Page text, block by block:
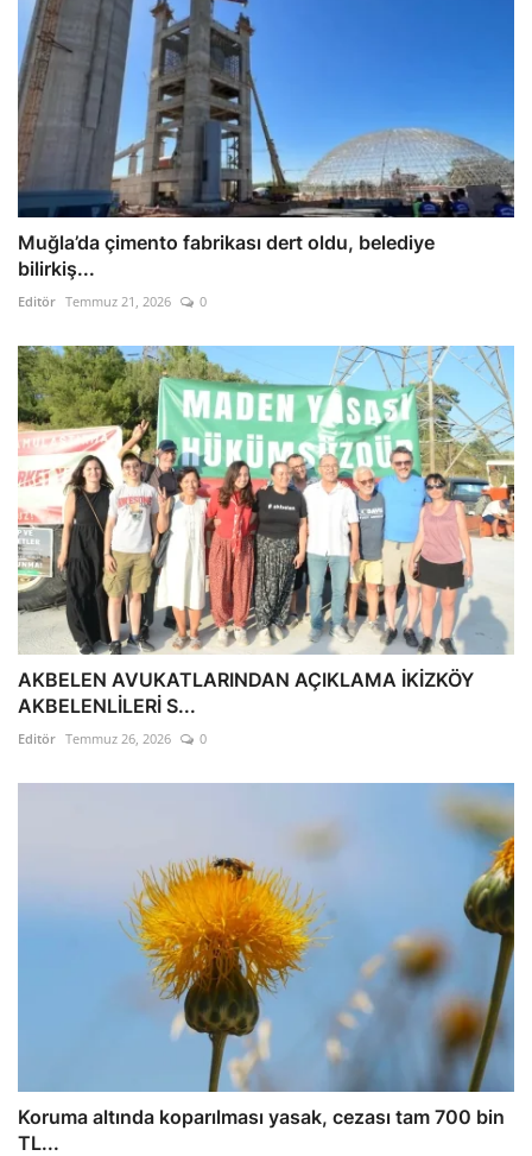
Muğla’da çimento fabrikası dert oldu, belediye
bilirkiş...
Editör Temmuz 21, 2026 0
AKBELEN AVUKATLARINDAN AÇIKLAMA İKİZKÖY
AKBELENLİLERİ S...
Editör Temmuz 26, 2026 0
Koruma altında koparılması yasak, cezası tam 700 bin
TL...